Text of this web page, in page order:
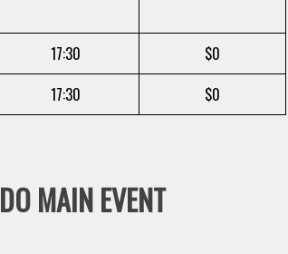
17:30
$0
17:30 $0
MAIN EVENT